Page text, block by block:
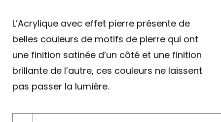
L’Acrylique avec effet pierre présente de
belles couleurs de motifs de pierre qui ont
une finition satinée d’un côté et une finition
brillante de l’autre, ces couleurs ne laissent
pas passer la lumière.